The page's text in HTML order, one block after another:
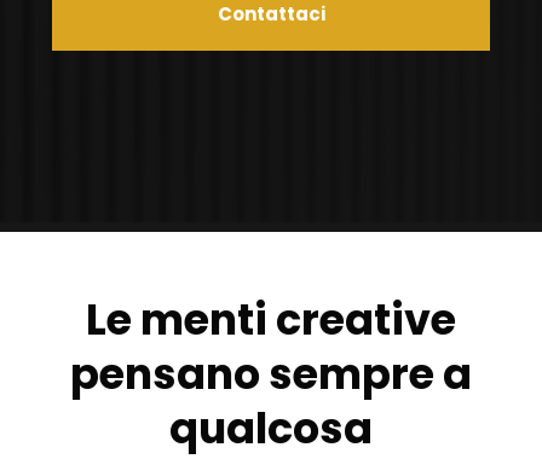
Contattaci
Le menti creative
pensano sempre a
qualcosa